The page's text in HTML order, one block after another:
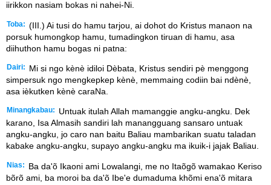
iirikkon nasiam bokas ni nahei-Ni.
Toba: (III.) Ai tusi do hamu tarjou, ai dohot do Kristus manaon na
porsuk humongkop hamu, tumadingkon tiruan di hamu, asa
diihuthon hamu bogas ni patna:
Dairi:
Mi si ngo kènè idiloi Dèbata, Kristus sendiri pè menggong
simpersuk ngo mengkepkep kènè, memmaing codiin bai ndènè,
asa ièkutken kènè caraNa.
Minangkabau:
Untuak itulah Allah mamanggie angku-angku. Dek
karano, Isa Almasih sandiri lah manangguang sansaro untuak
angku-angku, jo caro nan baitu Baliau mambarikan suatu taladan
kabake angku-angku, supayo angku-angku ma ikuik-i jajak Baliau.
Nias:
Ba da'õ Ikaoni ami Lowalangi, me no Itaõgõ wamakao Keriso
bõrõ ami, ba moroi ba da'õ Ibe'e dumaduma khõmi ena'õ mitara